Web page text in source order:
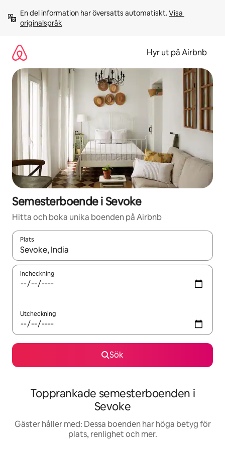
innehåll
En del information har översatts automatiskt. Visa
originalspråk
Hyr ut på Airbnb
Semesterboende i Sevoke
Hitta och boka unika boenden på Airbnb
Plats
När resultaten är tillgängliga kan du navigera med upp- och
Incheckning
Utcheckning
Sök
Topprankade semesterboenden i
Sevoke
Gäster håller med: Dessa boenden har höga betyg för
plats, renlighet och mer.